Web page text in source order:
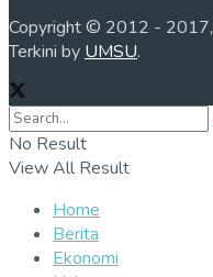
Copyright © 2012 - 2017,
Terkini by UMSU.
No Result
View All Result
Home
Berita
Ekonomi